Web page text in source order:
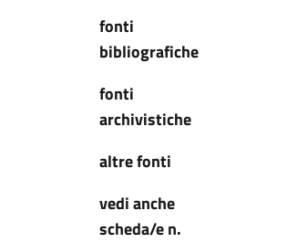
fonti
bibliografiche
fonti
archivistiche
altre fonti
vedi anche
scheda/e n.